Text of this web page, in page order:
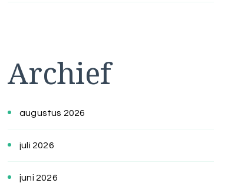
Archief
augustus 2026
juli 2026
juni 2026